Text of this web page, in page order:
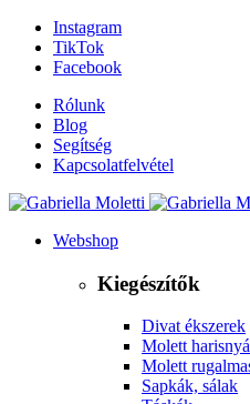
Instagram
TikTok
Facebook
Rólunk
Blog
Segítség
Kapcsolatfelvétel
Webshop
Kiegészítők
Divat ékszerek
Molett
Molett
Sapkák, sálak